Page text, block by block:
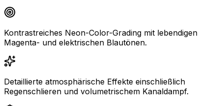
Kontrastreiches Neon-Color-Grading mit lebendigen
Magenta- und elektrischen Blautönen.
Detaillierte atmosphärische Effekte einschließlich
Regenschlieren und volumetrischem Kanaldampf.